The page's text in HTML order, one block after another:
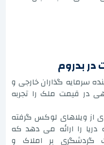
در بدروم
سرمایه گذاران خارجی و
در قیمت ملک را تجربه
از ویلاهای لوکس گرفته
دریا را ارائه می دهد که
گردشگری بر املاک و